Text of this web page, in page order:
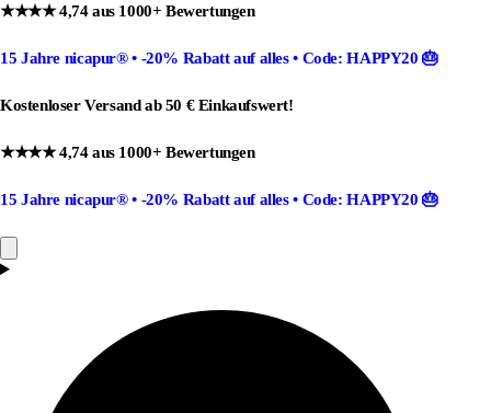
★★★★ 4,74 aus 1000+ Bewertungen
15 Jahre nicapur®• -20% Rabattauf alles • Code: HAPPY20🎂
Kostenloser Versand ab 50 € Einkaufswert!
★★★★ 4,74 aus 1000+ Bewertungen
15 Jahre nicapur®• -20% Rabattauf alles • Code: HAPPY20🎂